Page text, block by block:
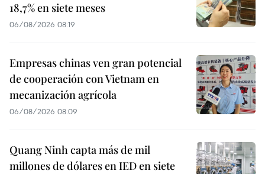
18,7% en siete meses
06/08/2026 08:19
Empresas chinas ven gran potencial
de cooperación con Vietnam en
mecanización agrícola
06/08/2026 08:09
Quang Ninh capta más de mil
millones de dólares en IED en siete